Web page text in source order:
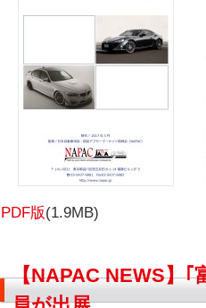
PDF版(1.9MB)
【NAPAC NEWS】｢